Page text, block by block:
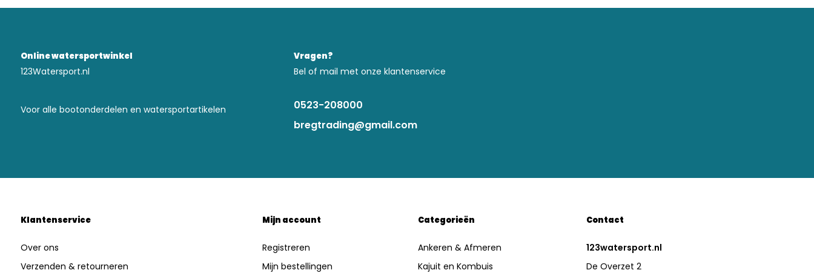
Online watersportwinkel
123Watersport.nl
Voor alle bootonderdelen en watersportartikelen
Vragen?
Bel of mail met onze klantenservice
0523-208000
bregtrading@gmail.com
Klantenservice
Over ons
Verzenden & retourneren
Mijn account
Registreren
Mijn bestellingen
Categorieën
Ankeren & Afmeren
Kajuit en Kombuis
Contact
123watersport.nl
De Overzet 2